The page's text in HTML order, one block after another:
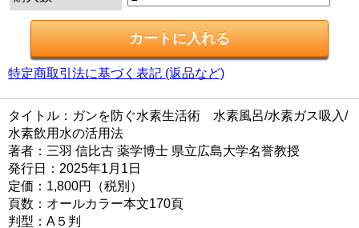
特定商取引法に基づく表記 (返品など)
タイトル：ガンを防ぐ水素生活術 水素風呂/水素ガス吸入/
水素飲用水の活用法
著者：三羽 信比古 薬学博士 県立広島大学名誉教授
発行日：2025年1月1日
定価：1,800円（税別）
頁数：オールカラー本文170頁
判型：A５判